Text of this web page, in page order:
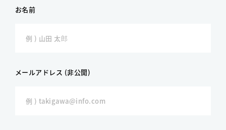
お名前
メールアドレス (非公開)